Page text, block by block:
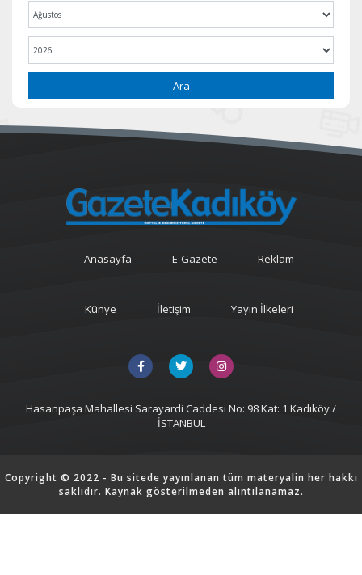
Ara
Anasayfa E-Gazete Reklam
Künye İletişim Yayın İlkeleri
Hasanpaşa Mahallesi Sarayardi Caddesi No: 98 Kat: 1 Kadıköy /
İSTANBUL
Copyright © 2022 - Bu sitede yayınlanan tüm materyalin her hakkı
saklıdır. Kaynak gösterilmeden alıntılanamaz.